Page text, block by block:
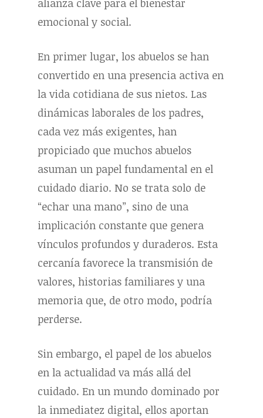
alianza clave para el bienestar
emocional y social.
En primer lugar, los abuelos se han
convertido en una presencia activa en
la vida cotidiana de sus nietos. Las
dinámicas laborales de los padres,
cada vez más exigentes, han
propiciado que muchos abuelos
asuman un papel fundamental en el
cuidado diario. No se trata solo de
“echar una mano”, sino de una
implicación constante que genera
vínculos profundos y duraderos. Esta
cercanía favorece la transmisión de
valores, historias familiares y una
memoria que, de otro modo, podría
perderse.
Sin embargo, el papel de los abuelos
en la actualidad va más allá del
cuidado. En un mundo dominado por
la inmediatez digital, ellos aportan